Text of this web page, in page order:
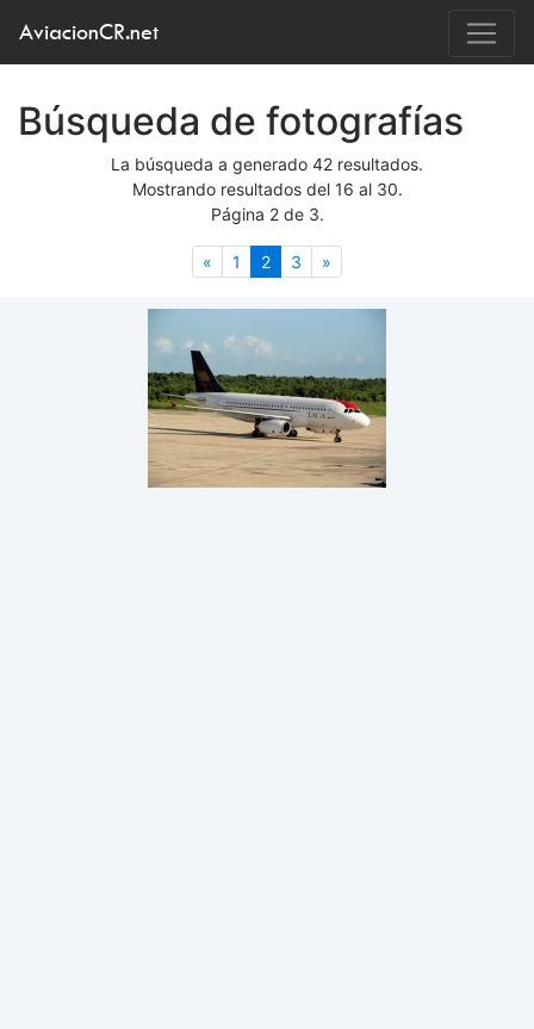
AviacionCR.net
Búsqueda de fotografías
La búsqueda a generado 42 resultados.
Mostrando resultados del 16 al 30.
Página 2 de 3.
« Anterior
1 2(actual)
3 »